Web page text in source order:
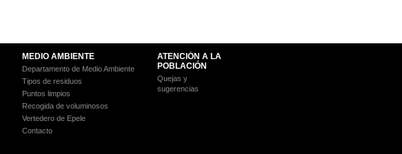
MEDIO AMBIENTE
Departamento de Medio Ambiente
Tipos de residuos
Puntos limpios
Recogida de voluminosos
Vertedero de Epele
Contacto
ATENCIÓN A LA
POBLACIÓN
Quejas y
sugerencias